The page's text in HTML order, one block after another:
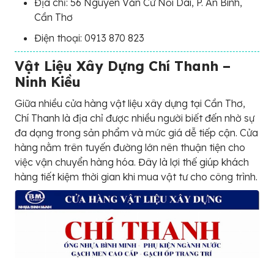
Địa chỉ: 56 Nguyễn Văn Cừ Nối Dài, P. An Bình,
Cần Thơ
Điện thoại: 0913 870 823
Vật Liệu Xây Dựng Chí Thanh –
Ninh Kiều
Giữa nhiều cửa hàng vật liệu xây dựng tại Cần Thơ,
Chí Thanh là địa chỉ được nhiều người biết đến nhờ sự
đa dạng trong sản phẩm và mức giá dễ tiếp cận. Cửa
hàng nằm trên tuyến đường lớn nên thuận tiện cho
việc vận chuyển hàng hóa. Đây là lợi thế giúp khách
hàng tiết kiệm thời gian khi mua vật tư cho công trình.